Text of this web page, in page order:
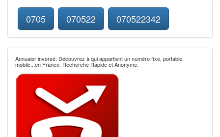
0705 070522 070522342
Annuaier inversé: Découvrez à qui appartient un numéro fixe, portable,
mobile...en France. Recherche Rapide et Anonyme.